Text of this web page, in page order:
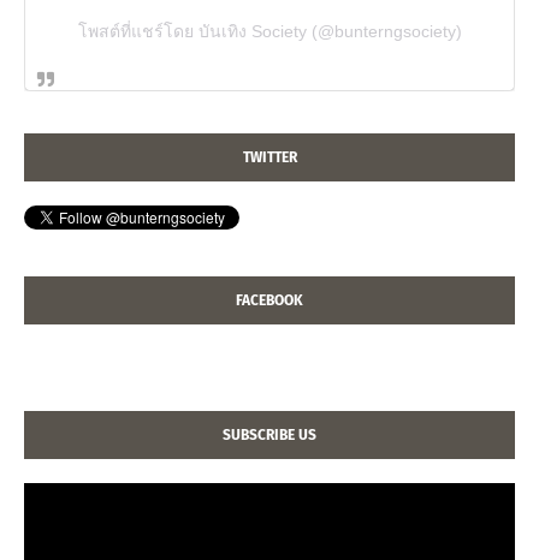
โพสต์ที่แชร์โดย บันเทิง Society (@bunterngsociety)
TWITTER
FACEBOOK
SUBSCRIBE US